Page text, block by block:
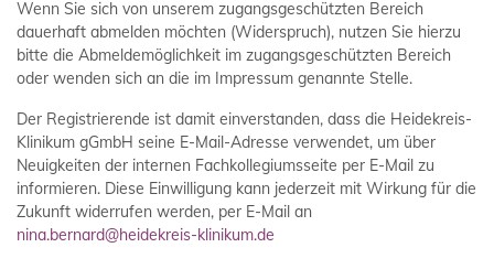
Wenn Sie sich von unserem zugangsgeschützten Bereich
dauerhaft abmelden möchten (Widerspruch), nutzen Sie hierzu
bitte die Abmeldemöglichkeit im zugangsgeschützten Bereich
oder wenden sich an die im Impressum genannte Stelle.
Der Registrierende ist damit einverstanden, dass die Heidekreis-
Klinikum gGmbH seine E-Mail-Adresse verwendet, um über
Neuigkeiten der internen Fachkollegiumsseite per E-Mail zu
informieren. Diese Einwilligung kann jederzeit mit Wirkung für die
Zukunft widerrufen werden, per E-Mail an
nina.bernard@heidekreis-klinikum.de